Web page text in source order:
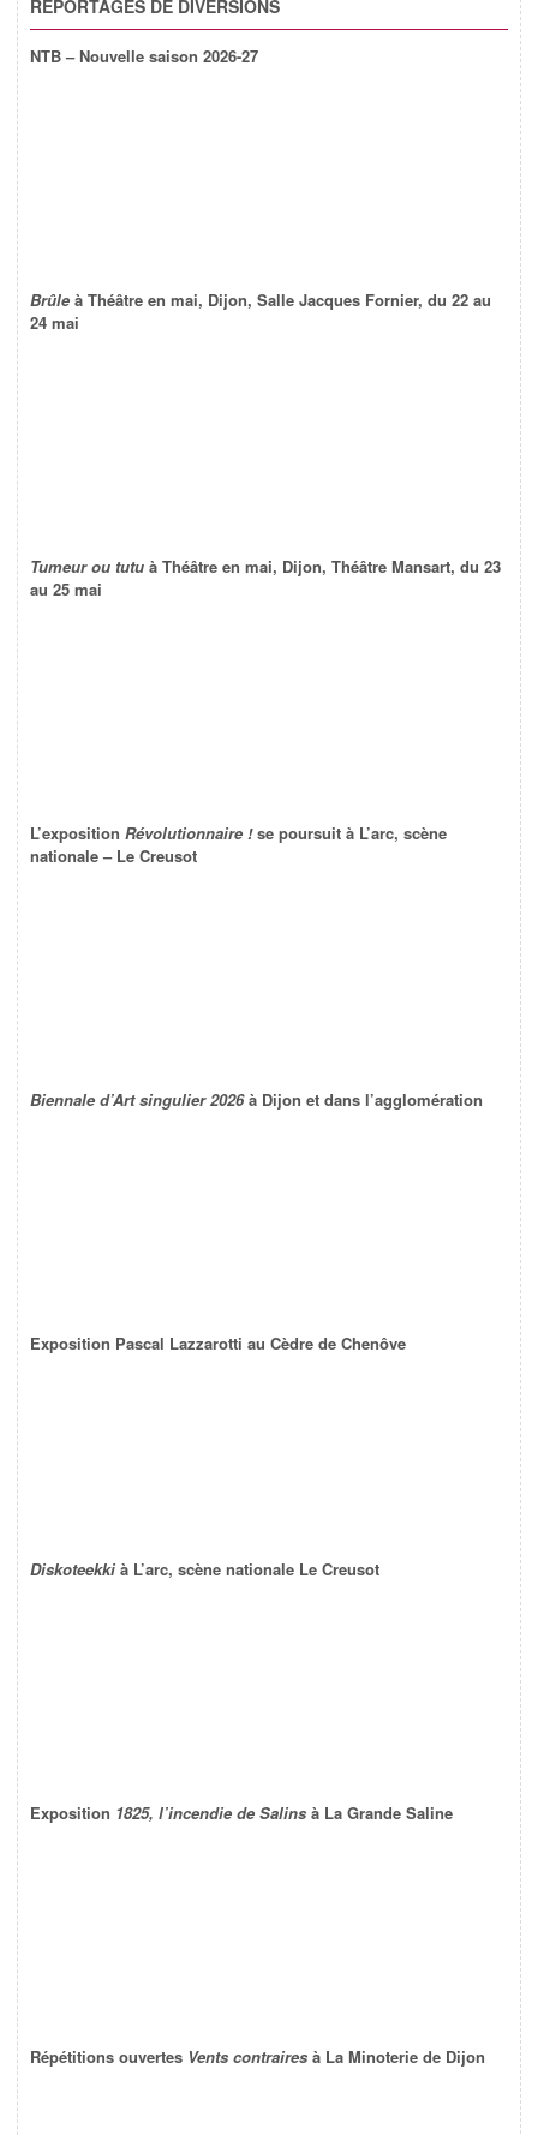
REPORTAGES DE DIVERSIONS
NTB – Nouvelle saison 2026-27
Brûle à Théâtre en mai, Dijon, Salle Jacques Fornier, du 22 au
24 mai
Tumeur ou tutu à Théâtre en mai, Dijon, Théâtre Mansart, du 23
au 25 mai
L’exposition Révolutionnaire !se poursuit à L’arc, scène
nationale – Le Creusot
Biennale d’Art singulier 2026à Dijon et dans l’agglomération
Exposition Pascal Lazzarotti au Cèdre de Chenôve
Diskoteekki à L’arc, scène nationale Le Creusot
Exposition 1825, l’incendie de Salins à La Grande Saline
Répétitions ouvertes Vents contraires à La Minoterie de Dijon